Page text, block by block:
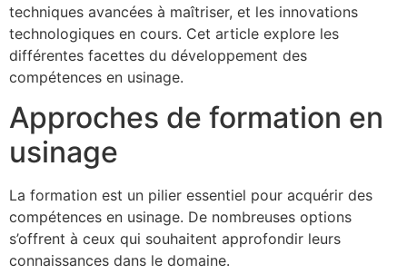
techniques avancées à maîtriser, et les innovations
technologiques en cours. Cet article explore les
différentes facettes du développement des
compétences en usinage.
Approches de formation en
usinage
La formation est un pilier essentiel pour acquérir des
compétences en usinage. De nombreuses options
s’offrent à ceux qui souhaitent approfondir leurs
connaissances dans le domaine.